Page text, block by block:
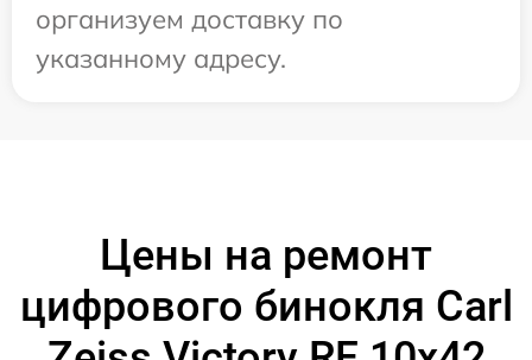
организуем доставку по
указанному адресу.
Цены на ремонт
цифрового бинокля Carl